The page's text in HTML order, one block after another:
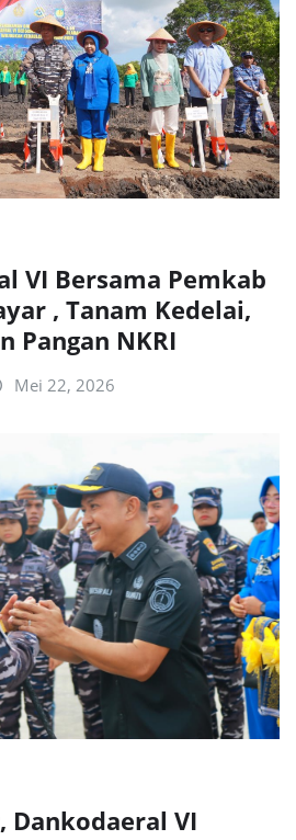
VI Bersama Pemkab
, Tanam Kedelai,
Pangan NKRI
Mei 22, 2026
Dankodaeral VI